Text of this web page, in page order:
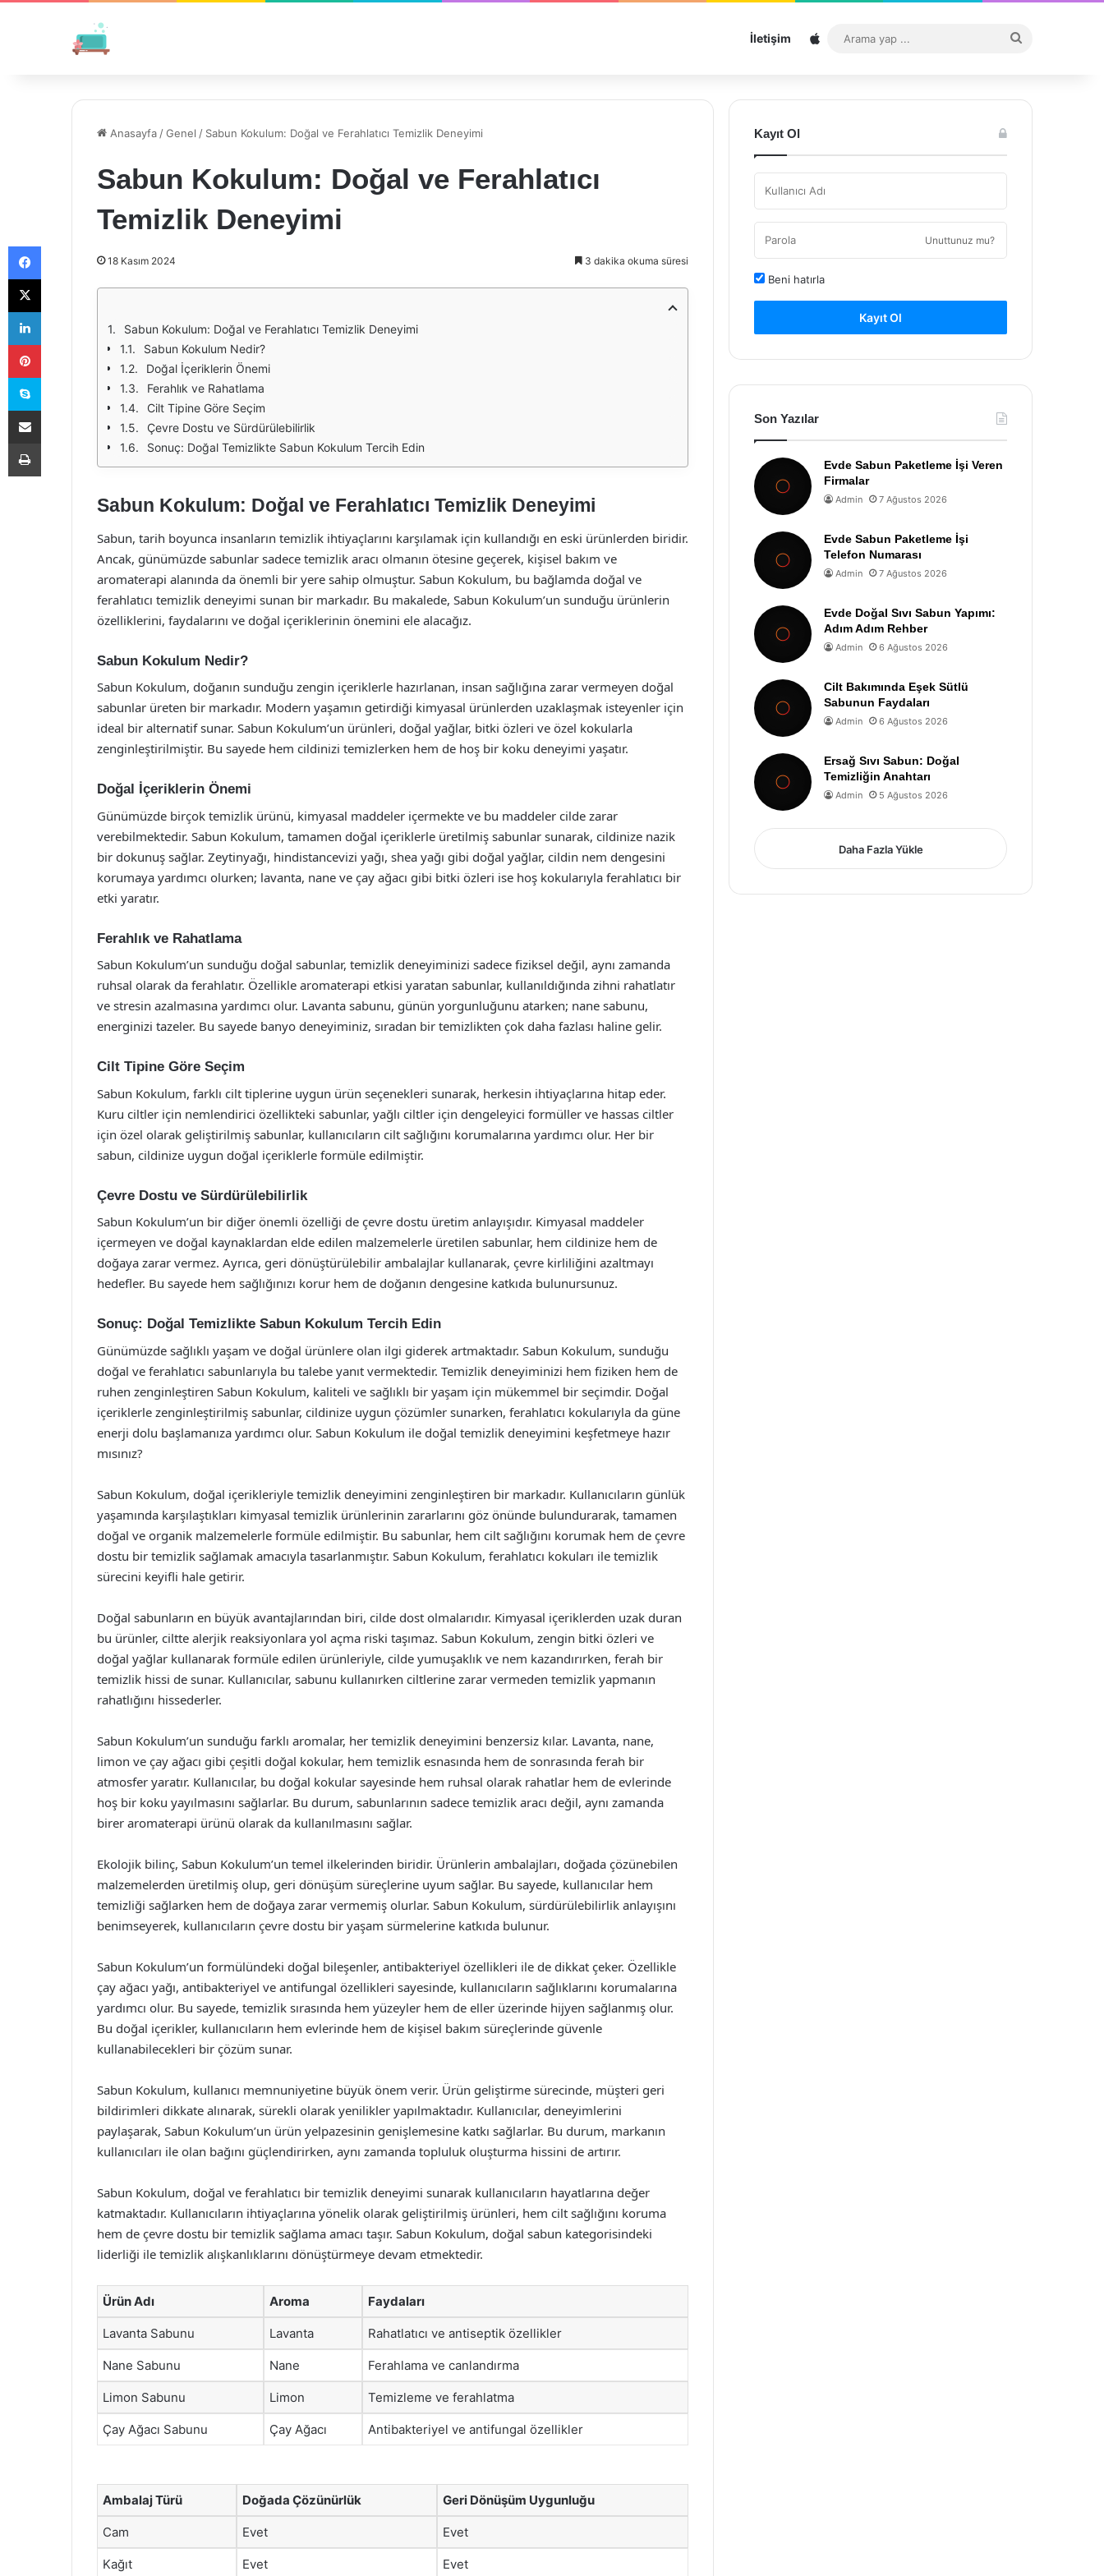
İletişim Sitemap
...
Anasayfa /Genel / Sabun Kokulum: Doğal ve Ferahlatıcı Temizlik Deneyimi
Sabun Kokulum: Doğal ve Ferahlatıcı
Temizlik Deneyimi
18 Kasım 2024 3 dakika okuma süresi
Sabun Kokulum: Doğal ve Ferahlatıcı Temizlik Deneyimi
Sabun Kokulum Nedir?
Doğal İçeriklerin Önemi
Ferahlık ve Rahatlama
Cilt Tipine Göre Seçim
Çevre Dostu ve Sürdürülebilirlik
Sonuç: Doğal Temizlikte Sabun Kokulum Tercih Edin
Sabun Kokulum: Doğal ve Ferahlatıcı Temizlik Deneyimi
Sabun, tarih boyunca insanların temizlik ihtiyaçlarını karşılamak için kullandığı en eski ürünlerden biridir.
Ancak, günümüzde sabunlar sadece temizlik aracı olmanın ötesine geçerek, kişisel bakım ve
aromaterapi alanında da önemli bir yere sahip olmuştur. Sabun Kokulum, bu bağlamda doğal ve
ferahlatıcı temizlik deneyimi sunan bir markadır. Bu makalede, Sabun Kokulum’un sunduğu ürünlerin
özelliklerini, faydalarını ve doğal içeriklerinin önemini ele alacağız.
Sabun Kokulum Nedir?
Sabun Kokulum, doğanın sunduğu zengin içeriklerle hazırlanan, insan sağlığına zarar vermeyen doğal
sabunlar üreten bir markadır. Modern yaşamın getirdiği kimyasal ürünlerden uzaklaşmak isteyenler için
ideal bir alternatif sunar. Sabun Kokulum’un ürünleri, doğal yağlar, bitki özleri ve özel kokularla
zenginleştirilmiştir. Bu sayede hem cildinizi temizlerken hem de hoş bir koku deneyimi yaşatır.
Doğal İçeriklerin Önemi
Günümüzde birçok temizlik ürünü, kimyasal maddeler içermekte ve bu maddeler cilde zarar
verebilmektedir. Sabun Kokulum, tamamen doğal içeriklerle üretilmiş sabunlar sunarak, cildinize nazik
bir dokunuş sağlar. Zeytinyağı, hindistancevizi yağı, shea yağı gibi doğal yağlar, cildin nem dengesini
korumaya yardımcı olurken; lavanta, nane ve çay ağacı gibi bitki özleri ise hoş kokularıyla ferahlatıcı bir
etki yaratır.
Ferahlık ve Rahatlama
Sabun Kokulum’un sunduğu doğal sabunlar, temizlik deneyiminizi sadece fiziksel değil, aynı zamanda
ruhsal olarak da ferahlatır. Özellikle aromaterapi etkisi yaratan sabunlar, kullanıldığında zihni rahatlatır
ve stresin azalmasına yardımcı olur. Lavanta sabunu, günün yorgunluğunu atarken; nane sabunu,
energinizi tazeler. Bu sayede banyo deneyiminiz, sıradan bir temizlikten çok daha fazlası haline gelir.
Cilt Tipine Göre Seçim
Sabun Kokulum, farklı cilt tiplerine uygun ürün seçenekleri sunarak, herkesin ihtiyaçlarına hitap eder.
Kuru ciltler için nemlendirici özellikteki sabunlar, yağlı ciltler için dengeleyici formüller ve hassas ciltler
için özel olarak geliştirilmiş sabunlar, kullanıcıların cilt sağlığını korumalarına yardımcı olur. Her bir
sabun, cildinize uygun doğal içeriklerle formüle edilmiştir.
Çevre Dostu ve Sürdürülebilirlik
Sabun Kokulum’un bir diğer önemli özelliği de çevre dostu üretim anlayışıdır. Kimyasal maddeler
içermeyen ve doğal kaynaklardan elde edilen malzemelerle üretilen sabunlar, hem cildinize hem de
doğaya zarar vermez. Ayrıca, geri dönüştürülebilir ambalajlar kullanarak, çevre kirliliğini azaltmayı
hedefler. Bu sayede hem sağlığınızı korur hem de doğanın dengesine katkıda bulunursunuz.
Sonuç: Doğal Temizlikte Sabun Kokulum Tercih Edin
Günümüzde sağlıklı yaşam ve doğal ürünlere olan ilgi giderek artmaktadır. Sabun Kokulum, sunduğu
doğal ve ferahlatıcı sabunlarıyla bu talebe yanıt vermektedir. Temizlik deneyiminizi hem fiziken hem de
ruhen zenginleştiren Sabun Kokulum, kaliteli ve sağlıklı bir yaşam için mükemmel bir seçimdir. Doğal
içeriklerle zenginleştirilmiş sabunlar, cildinize uygun çözümler sunarken, ferahlatıcı kokularıyla da güne
enerji dolu başlamanıza yardımcı olur. Sabun Kokulum ile doğal temizlik deneyimini keşfetmeye hazır
mısınız?
Sabun Kokulum, doğal içerikleriyle temizlik deneyimini zenginleştiren bir markadır. Kullanıcıların günlük
yaşamında karşılaştıkları kimyasal temizlik ürünlerinin zararlarını göz önünde bulundurarak, tamamen
doğal ve organik malzemelerle formüle edilmiştir. Bu sabunlar, hem cilt sağlığını korumak hem de çevre
dostu bir temizlik sağlamak amacıyla tasarlanmıştır. Sabun Kokulum, ferahlatıcı kokuları ile temizlik
sürecini keyifli hale getirir.
Doğal sabunların en büyük avantajlarından biri, cilde dost olmalarıdır. Kimyasal içeriklerden uzak duran
bu ürünler, ciltte alerjik reaksiyonlara yol açma riski taşımaz. Sabun Kokulum, zengin bitki özleri ve
doğal yağlar kullanarak formüle edilen ürünleriyle, cilde yumuşaklık ve nem kazandırırken, ferah bir
temizlik hissi de sunar. Kullanıcılar, sabunu kullanırken ciltlerine zarar vermeden temizlik yapmanın
rahatlığını hissederler.
Sabun Kokulum’un sunduğu farklı aromalar, her temizlik deneyimini benzersiz kılar. Lavanta, nane,
limon ve çay ağacı gibi çeşitli doğal kokular, hem temizlik esnasında hem de sonrasında ferah bir
atmosfer yaratır. Kullanıcılar, bu doğal kokular sayesinde hem ruhsal olarak rahatlar hem de evlerinde
hoş bir koku yayılmasını sağlarlar. Bu durum, sabunlarının sadece temizlik aracı değil, aynı zamanda
birer aromaterapi ürünü olarak da kullanılmasını sağlar.
Ekolojik bilinç, Sabun Kokulum’un temel ilkelerinden biridir. Ürünlerin ambalajları, doğada çözünebilen
malzemelerden üretilmiş olup, geri dönüşüm süreçlerine uyum sağlar. Bu sayede, kullanıcılar hem
temizliği sağlarken hem de doğaya zarar vermemiş olurlar. Sabun Kokulum, sürdürülebilirlik anlayışını
benimseyerek, kullanıcıların çevre dostu bir yaşam sürmelerine katkıda bulunur.
Sabun Kokulum’un formülündeki doğal bileşenler, antibakteriyel özellikleri ile de dikkat çeker. Özellikle
çay ağacı yağı, antibakteriyel ve antifungal özellikleri sayesinde, kullanıcıların sağlıklarını korumalarına
yardımcı olur. Bu sayede, temizlik sırasında hem yüzeyler hem de eller üzerinde hijyen sağlanmış olur.
Bu doğal içerikler, kullanıcıların hem evlerinde hem de kişisel bakım süreçlerinde güvenle
kullanabilecekleri bir çözüm sunar.
Sabun Kokulum, kullanıcı memnuniyetine büyük önem verir. Ürün geliştirme sürecinde, müşteri geri
bildirimleri dikkate alınarak, sürekli olarak yenilikler yapılmaktadır. Kullanıcılar, deneyimlerini
paylaşarak, Sabun Kokulum’un ürün yelpazesinin genişlemesine katkı sağlarlar. Bu durum, markanın
kullanıcıları ile olan bağını güçlendirirken, aynı zamanda topluluk oluşturma hissini de artırır.
Sabun Kokulum, doğal ve ferahlatıcı bir temizlik deneyimi sunarak kullanıcıların hayatlarına değer
katmaktadır. Kullanıcıların ihtiyaçlarına yönelik olarak geliştirilmiş ürünleri, hem cilt sağlığını koruma
hem de çevre dostu bir temizlik sağlama amacı taşır. Sabun Kokulum, doğal sabun kategorisindeki
liderliği ile temizlik alışkanlıklarını dönüştürmeye devam etmektedir.
Ürün Adı Aroma Faydaları
Lavanta Sabunu Lavanta Rahatlatıcı ve antiseptik özellikler
Nane Sabunu Nane Ferahlama ve canlandırma
Limon Sabunu Limon Temizleme ve ferahlatma
Çay Ağacı Sabunu Çay Ağacı Antibakteriyel ve antifungal özellikler
Ambalaj Türü Doğada Çözünürlük Geri Dönüşüm Uygunluğu
Cam Evet Evet
Kağıt Evet Evet
Kayıt Ol
Unuttunuz mu?
Beni hatırla
Kayıt Ol
Son Yazılar
Evde Sabun Paketleme İşi Veren
Firmalar
Admin 7 Ağustos 2026
Evde Sabun Paketleme İşi
Telefon Numarası
Admin 7 Ağustos 2026
Evde Doğal Sıvı Sabun Yapımı:
Adım Adım Rehber
Admin 6 Ağustos 2026
Cilt Bakımında Eşek Sütlü
Sabunun Faydaları
Admin 6 Ağustos 2026
Ersağ Sıvı Sabun: Doğal
Temizliğin Anahtarı
Admin 5 Ağustos 2026
Daha Fazla Yükle
Facebook
X
LinkedIn
Pinterest
Skype
E-Posta ile paylaş